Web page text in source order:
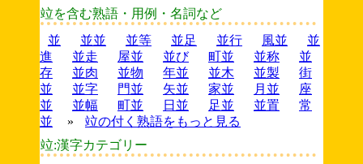
竝を含む熟語・用例・名詞など
並
並並 並等 並足 並行 風並
並
進
並走 屋並 並び 町並 並称
並
存
並肉 並物 年並 並木 並製
街
並
並字 門並 矢並 家並 月並
座
並
並幅 町並 日並 足並 並置
常
並
»
竝の付く熟語をもっと見る
竝:漢字カテゴリー